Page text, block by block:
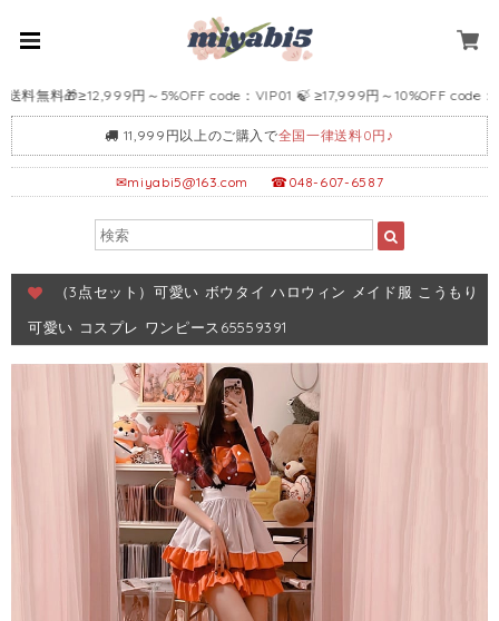
料🎁≥12,999円～5%OFF code：VIP01 🍃 ≥17,999円～10%OFF code：
11,999円以上のご購入で全国一律送料0円♪
✉miyabi5@163.com ☎048-607-6587
（3点セット）可愛い ボウタイ ハロウィン メイド服 こうもり
可愛い コスプレ ワンピース65559391